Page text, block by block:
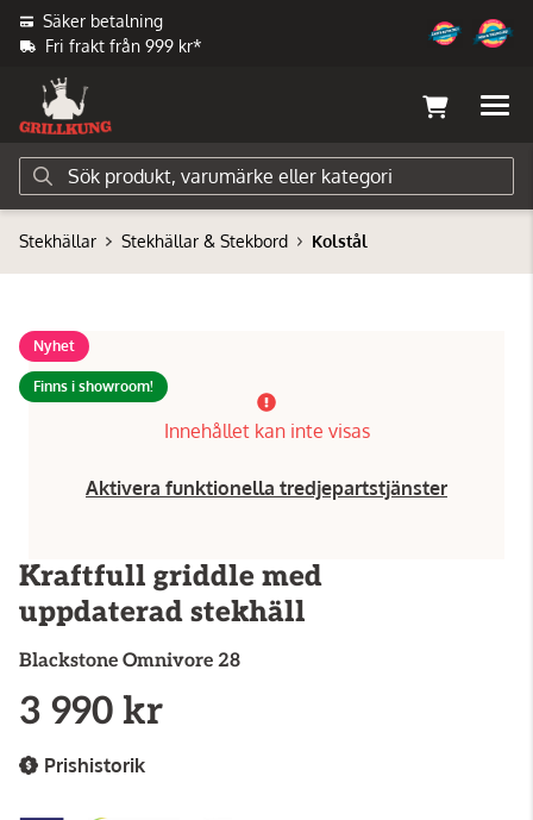
Säker betalning
Fri frakt från 999 kr*
Stekhällar Stekhällar & Stekbord Kolstål
Nyhet
Finns i showroom!
Innehållet kan inte visas
Aktivera funktionella tredjepartstjänster
Kraftfull griddle med
uppdaterad stekhäll
Blackstone Omnivore 28
3 990 kr
Prishistorik